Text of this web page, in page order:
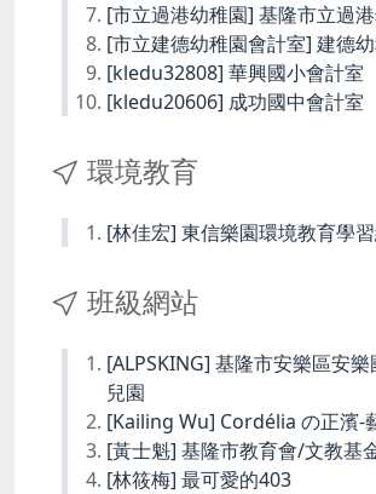
[市立過港幼稚園] 基隆市立過
[市立建德幼稚園會計室] 建德
[kledu32808] 華興國小會計室
[kledu20606] 成功國中會計室
環境教育
[林佳宏] 東信樂園環境教育學
班級網站
[ALPSKING] 基隆市安樂區安
兒園
[Kailing Wu] Cordélia の正濱-
[黃士魁] 基隆市教育會/文教基
[林筱梅] 最可愛的403